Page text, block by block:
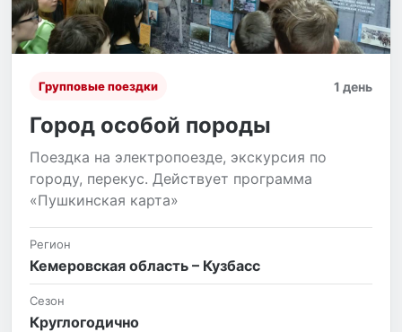
Групповые поездки 1 день
Город особой породы
Поездка на электропоезде, экскурсия по
городу, перекус. Действует программа
«Пушкинская карта»
Регион
Кемеровская область – Кузбасс
Сезон
Круглогодично